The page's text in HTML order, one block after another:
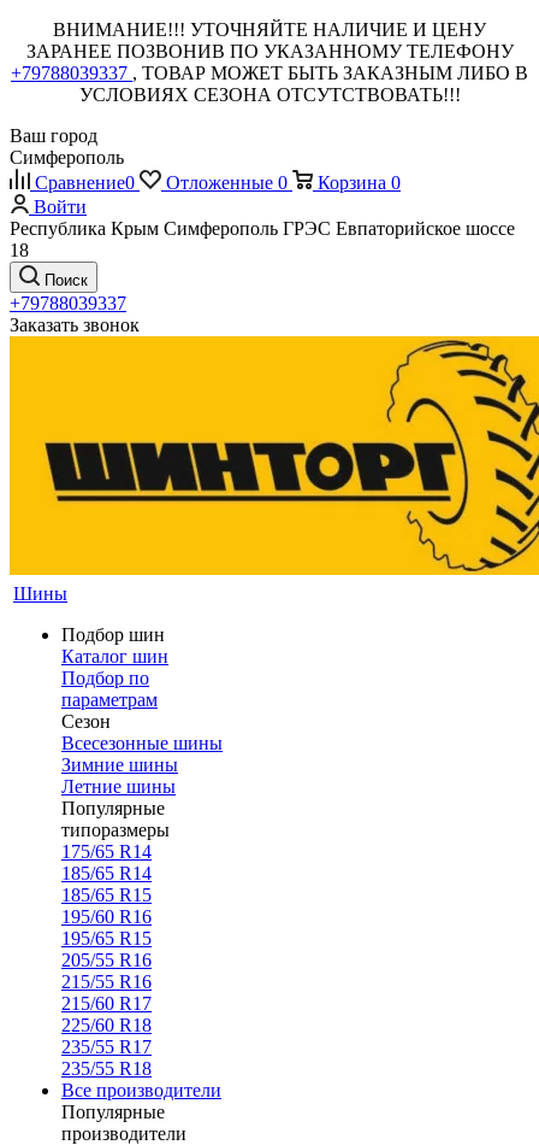
ВНИМАНИЕ!!! УТОЧНЯЙТЕ НАЛИЧИЕ И ЦЕНУ
ЗАРАНЕЕ ПОЗВОНИВ ПО УКАЗАННОМУ ТЕЛЕФОНУ
+79788039337 , ТОВАР МОЖЕТ БЫТЬ ЗАКАЗНЫМ ЛИБО В
УСЛОВИЯХ СЕЗОНА ОТСУТСТВОВАТЬ!!!
Ваш город
Симферополь
Сравнение0 Отложенные 0 Корзина 0
Войти
Республика Крым Симферополь ГРЭС Евпаторийское шоссе
18
Поиск
+79788039337
Заказать звонок
Шины
Подбор шин
Каталог шин
Подбор по
параметрам
Сезон
Всесезонные шины
Зимние шины
Летние шины
Популярные
типоразмеры
175/65 R14
185/65 R14
185/65 R15
195/60 R16
195/65 R15
205/55 R16
215/55 R16
215/60 R17
225/60 R18
235/55 R17
235/55 R18
Все производители
Популярные
производители